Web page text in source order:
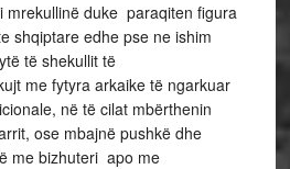
mrekullinë duke paraqiten figura
shqiptare edhe pse ne ishim
të shekullit të
me fytyra arkaike të ngarkuar
në të cilat mbërthenin
ose mbajnë pushkë dhe
me bizhuteri apo me